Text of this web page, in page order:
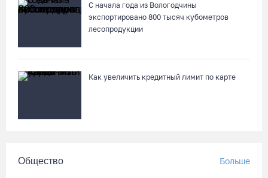
Неизвестный мужчина погиб в подожженном в Вологодской
07.08.26 / 09:23
Манты, речные прогулки и концерты музыкантов ждут
гостей на Дне города Тотьмы
С начала года из Вологодчины
экспортировано 800 тысяч кубометров
лесопродукции
Как увеличить кредитный лимит по карте
Общество Больше